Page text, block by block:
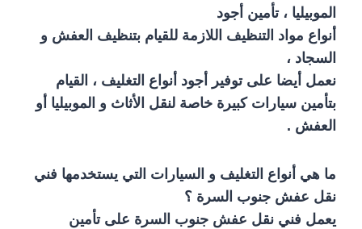
الموبيليا ، تأمين أجود
أنواع مواد التنظيف اللازمة للقيام بتنظيف العفش و
السجاد ،
نعمل أيضا على توفير أجود أنواع التغليف ، القيام
بتأمين سيارات كبيرة خاصة لنقل الأثاث و الموبيليا أو
العفش .
ما هي أنواع التغليف و السيارات التي يستخدمها فني
نقل عفش جنوب السرة ؟
يعمل فني نقل عفش جنوب السرة على تأمين